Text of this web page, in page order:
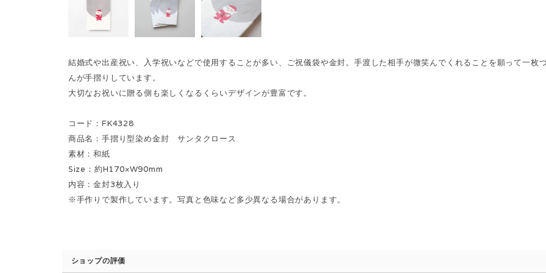
結婚式や出産祝い、入学祝いなどで使用することが多い、ご祝儀袋や金封。手渡した相手が微笑んでくれることを願って一枚
んが手摺りしています。
大切なお祝いに贈る側も楽しくなるくらいデザインが豊富です。
コード：FK4328
商品名：手摺り型染め金封 サンタクロース
素材：和紙
Size：約H170×W90mm
内容：金封3枚入り
※手作りで製作しています。写真と色味など多少異なる場合があります。
ショップの評価